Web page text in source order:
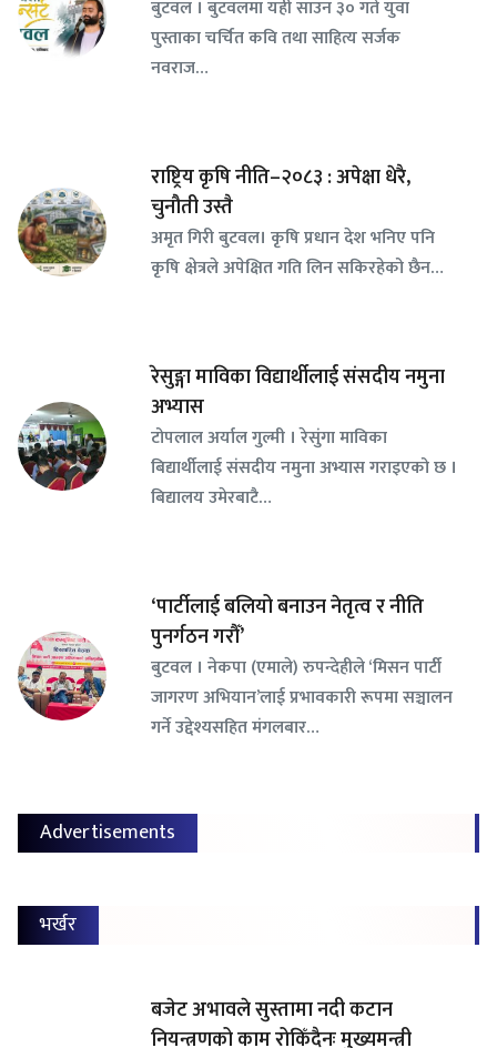
बुटवल । बुटवलमा यही साउन ३० गते युवा
पुस्ताका चर्चित कवि तथा साहित्य सर्जक
नवराज…
राष्ट्रिय कृषि नीति–२०८३ : अपेक्षा धेरै,
चुनौती उस्तै
अमृत गिरी बुटवल। कृषि प्रधान देश भनिए पनि
कृषि क्षेत्रले अपेक्षित गति लिन सकिरहेको छैन…
रेसुङ्गा माविका विद्यार्थीलाई संसदीय नमुना
अभ्यास
टोपलाल अर्याल गुल्मी । रेसुंगा माविका
बिद्यार्थीलाई संसदीय नमुना अभ्यास गराइएको छ ।
बिद्यालय उमेरबाटै…
‘पार्टीलाई बलियो बनाउन नेतृत्व र नीति
पुनर्गठन गरौँ’
बुटवल । नेकपा (एमाले) रुपन्देहीले ‘मिसन पार्टी
जागरण अभियान’लाई प्रभावकारी रूपमा सञ्चालन
गर्ने उद्देश्यसहित मंगलबार…
Advertisements
भर्खर
बजेट अभावले सुस्तामा नदी कटान
नियन्त्रणको काम रोकिँदैनः मुख्यमन्त्री